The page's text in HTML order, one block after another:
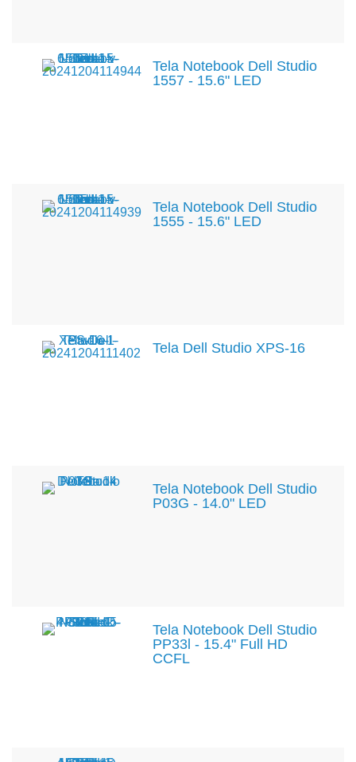
Tela Notebook Dell Studio
1557 - 15.6" LED
Tela Notebook Dell Studio
1555 - 15.6" LED
Tela Dell Studio XPS-16
Tela Notebook Dell Studio
P03G - 14.0" LED
Tela Notebook Dell Studio
PP33l - 15.4" Full HD
CCFL